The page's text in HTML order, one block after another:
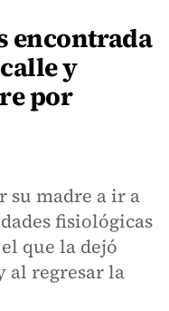
encontrada
y
por
su madre a ir a
fisiológicas
que la dejó
al regresar la